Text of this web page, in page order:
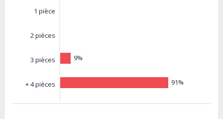
1 pièce
2 pièces
3 pièces
+ 4 pièces
9%
91%